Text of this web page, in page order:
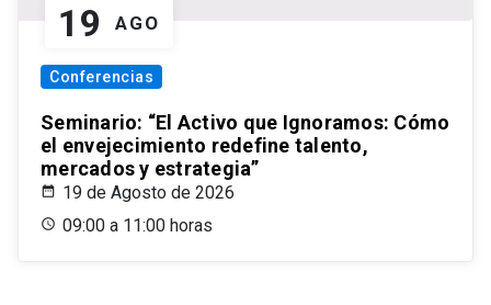
19 AGO
Conferencias
Seminario: “El Activo que Ignoramos: Cómo
el envejecimiento redefine talento,
mercados y estrategia”
19 de Agosto de 2026
09:00 a 11:00 horas